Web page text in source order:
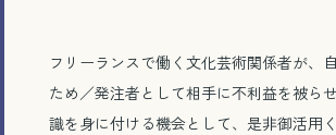
フリーランスで働く文化芸術関係者が、
ため／発注者として相手に不利益を被ら
識を身に付ける機会として、是非御活用く